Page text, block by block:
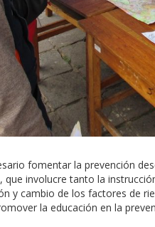
fomentar la prevención
que involucre tanto la
y cambio de los factores de
la educación en la